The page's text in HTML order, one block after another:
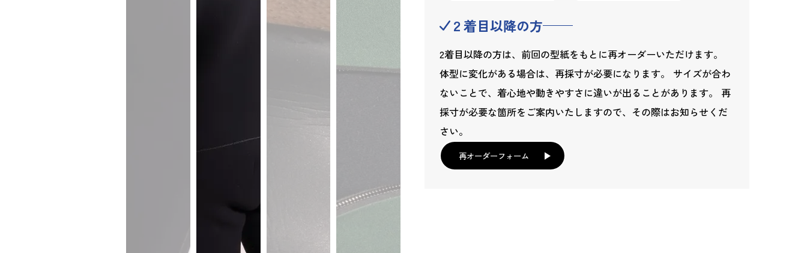
２着目以降の方
2着目以降の方は、前回の型紙をもとに再オーダーいただけます。
体型に変化がある場合は、再採寸が必要になります。 サイズが合わ
ないことで、着心地や動きやすさに違いが出ることがあります。 再
採寸が必要な箇所をご案内いたしますので、その際はお知らせくだ
さい。
再オーダーフォーム